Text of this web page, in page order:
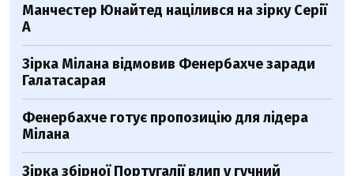
Манчестер Юнайтед націлився на зірку Серії
А
Зірка Мілана відмовив Фенербахче заради
Галатасарая
Фенербахче готує пропозицію для лідера
Мілана
Зірка збірної Португалії влип у гучний